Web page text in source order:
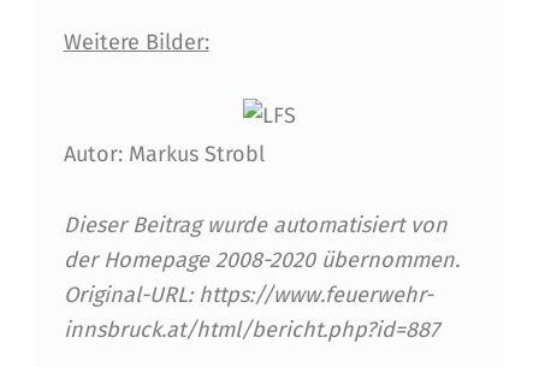
R
U
S
E
T
Weitere Bilder:
Autor: Markus Strobl
Dieser Beitrag wurde automatisiert von
der Homepage 2008-2020 übernommen.
Original-URL: https://www.feuerwehr-
innsbruck.at/html/bericht.php?id=887